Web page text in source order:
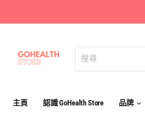
主頁 認識 GoHealth Store 品牌